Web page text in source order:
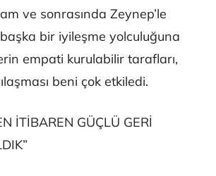
ve sonrasında Zeynep’le
bir iyileşme yolculuğuna
empati kurulabilir tarafları,
beni çok etkiledi.
İTİBAREN GÜÇLÜ GERİ